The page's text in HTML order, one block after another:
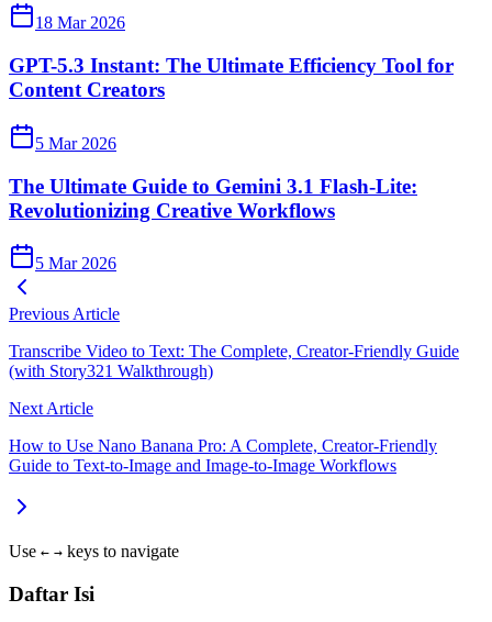
18 Mar 2026
GPT-5.3 Instant: The Ultimate Efficiency Tool for
Content Creators
5 Mar 2026
The Ultimate Guide to Gemini 3.1 Flash-Lite:
Revolutionizing Creative Workflows
5 Mar 2026
Previous Article
Transcribe Video to Text: The Complete, Creator-Friendly Guide
(with Story321 Walkthrough)
Next Article
How to Use Nano Banana Pro: A Complete, Creator-Friendly
Guide to Text-to-Image and Image-to-Image Workflows
Use ← → keys to navigate
Daftar Isi